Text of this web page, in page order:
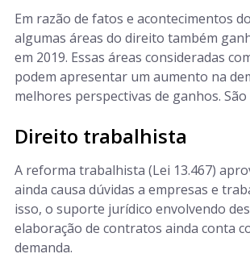
Em razão de fatos e acontecimentos
algumas áreas do direito também
em 2019. Essas áreas consideradas
podem apresentar um aumento na
melhores perspectivas de ganhos. São
Direito trabalhista
A reforma trabalhista (Lei 13.467)
ainda causa dúvidas a empresas e
isso, o suporte jurídico envolvendo
elaboração de contratos ainda conta
demanda.